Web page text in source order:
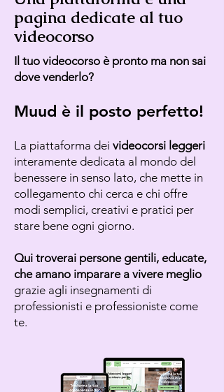
pagina dedicate al tuo
videocorso
Il tuo videocorso è pronto ma non sai
dove venderlo?
Muud è il posto perfetto!
La piattaforma dei videocorsi leggeri
interamente dedicata al mondo del
benessere in senso lato, che mette in
collegamento chi cerca e chi offre
modi semplici, creativi e pratici per
stare bene ogni giorno.
Qui troverai persone gentili, educate,
che amano imparare a vivere meglio
grazie agli insegnamenti di
professionisti e professioniste come
te.